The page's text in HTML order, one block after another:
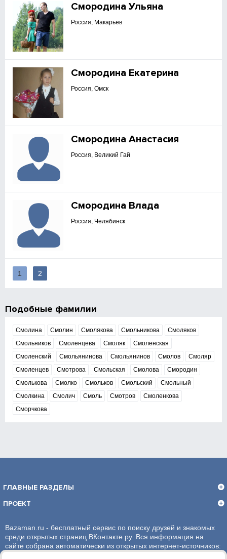
Смородина Ульяна
Россия, Макарьев
Смородина Екатерина
Россия, Омск
Смородина Анастасия
Россия, Великий Гай
Смородина Влада
Россия, Челябинск
1 2
Подобные фамилии
Смолина Смолин Смолякова Смольникова
Смоляков
Смольников
Смоленцева Смоляк
Смоленская
Смоленский
Смольянинова Смольянинов Смолов
Смоляр
Смоленцев
Смотрова Смольская Смолова
Смородин
Смолькова
Смолко Смольков Смольский
Смольный
Смолкина
Смолич Смоль Смотров
Смоленкова
Сморчкова
ГЛАВНЫЕ РАЗДЕЛЫ
ПРОЕКТ
Bazaman.ru - бесплатный сервис по поиску друзей и знакомых
среди открытых страниц ВКонтакте.ру. Вся информация на
сайте собрана автоматически из открытых интернет-источников: